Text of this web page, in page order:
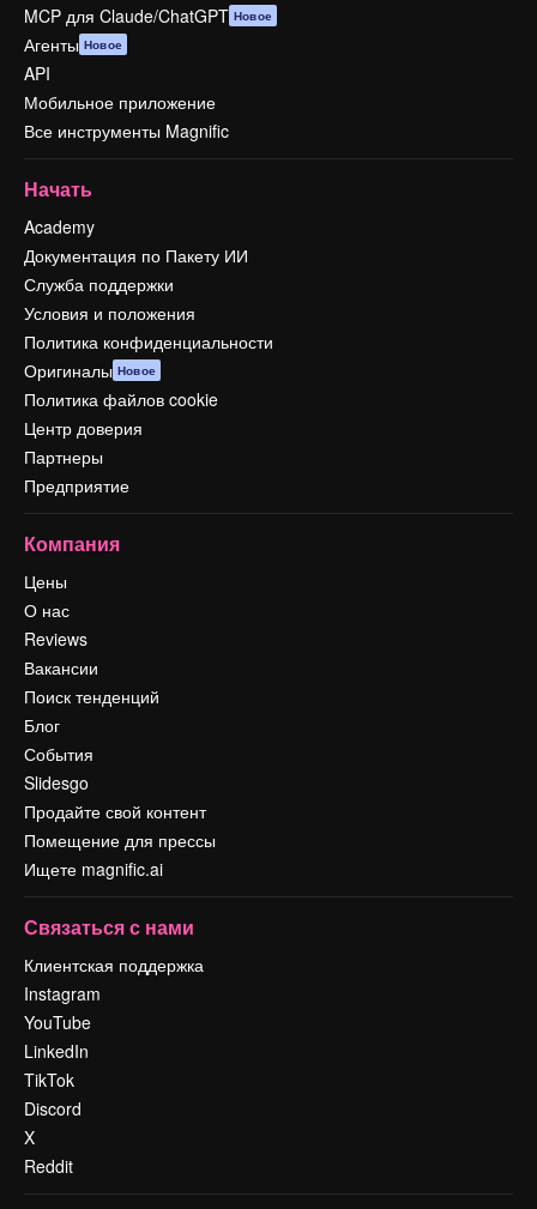
MCP для Claude/ChatGPT Новое
Агенты Новое
API
Мобильное приложение
Все инструменты Magnific
Начать
Academy
Документация по Пакету ИИ
Служба поддержки
Условия и положения
Политика конфиденциальности
Оригиналы Новое
Политика файлов cookie
Центр доверия
Партнеры
Предприятие
Компания
Цены
О нас
Reviews
Вакансии
Поиск тенденций
Блог
События
Slidesgo
Продайте свой контент
Помещение для прессы
Ищете magnific.ai
Связаться с нами
Клиентская поддержка
Instagram
YouTube
LinkedIn
TikTok
Discord
X
Reddit